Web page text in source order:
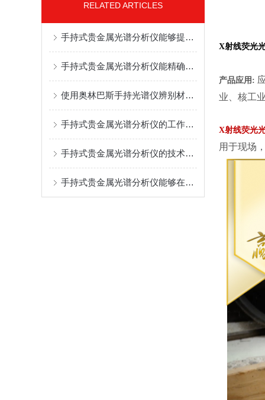
RELATED ARTICLES
手持式贵金属光谱分析仪能够提供高精度的分析结果
手持式贵金属光谱分析仪能精确分析贵金属的微小成分
使用奥林巴斯手持光谱仪辨别材料成分需要注意这三个因素
手持式贵金属光谱分析仪的工作原理及应用领域
手持式贵金属光谱分析仪的技术优势分析
手持式贵金属光谱分析仪能够在几秒钟内完成对样品的分析，效率高
X射线荧光
产品应用:
业、核工
X射线荧光
用于现场